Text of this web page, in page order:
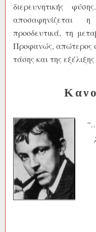
διερευνητικής
αποσαφηνίζεται
προοδευτικά, τη
Προφανώς, απώτερος
τάσης και της